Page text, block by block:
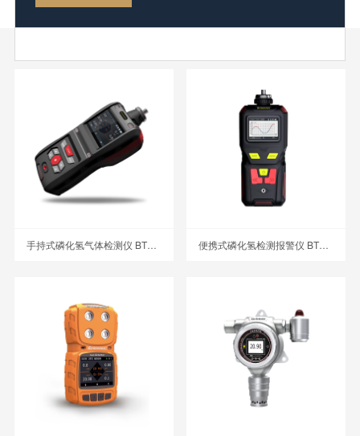
手持式磷化氢气体检测仪 BTYQ-MS500-PH3 便携式磷化氢检测报警仪 BTYQ-MS400-PH3